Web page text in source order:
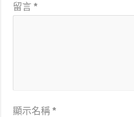
留言*
顯示名稱*